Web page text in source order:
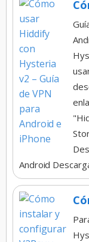
Android